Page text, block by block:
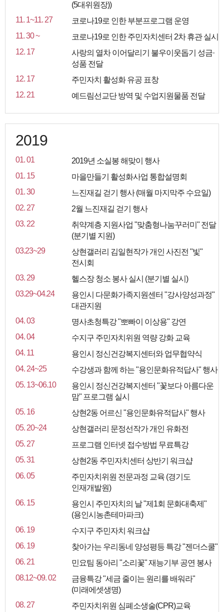
(5대위원장))
11. 1~11. 27
코로나19로 인한 부분프로그램 운영
11. 30 ~
코로나19로 인한 주민자치센터 2차 휴관 실시
12. 17
사랑의 열차 이어달리기 불우이웃돕기 성금·
성품 전달
12. 17
주민자치 활성화 유공 표창
12. 21
예드림선교단 방역 및 수업지원물품 전달
2019
01. 01
2019년 소실봉 해맞이 행사
01. 15
마을만들기 활성화사업 통합설명회
01. 30
느진재길 걷기 행사 (매월 마지막주 수요일)
02. 27
2월 느진재길 걷기 행사
03. 22
취약계층 지원사업 "맞춤형나눔꾸러미" 전달
(분기별 지원)
03.23~29
상현갤러리 김일현작가 개인 사진전 "빛"
전시회
03. 29
헬스장 청소 봉사 실시 (분기별 실시)
03.29~04.24
용인시 다문화가족지원센터 "강사양성과정"
대관지원
04. 03
명사초청특강 "뽀빠이 이상용" 강연
04. 04
수지구 주민자치위원 역량 강화 교육
04. 11
용인시 정신건강복지센터와 업무협약식
04. 24~25
수강생과 함께 하는 "용인문화유적답사" 행사
05. 13~06.10
용인시 정신건강복지센터 "꽃보다 아름다운
맘" 프로그램 실시
05. 16
상현2동 어르신 "용인문화유적답사" 행사
05. 20~24
상현갤러리 문정선작가 개인 유화전
05. 27
프로그램 인터넷 접수방법 무료특강
05. 31
상현2동 주민자치센터 상반기 워크샵
06. 05
주민자치위원 전문과정 교육 (경기도
인재개발원)
06. 15
용인시 주민자치의 날 "제1회 문화대축제"
(용인시농촌테마파크)
06. 19
수지구 주민자치 워크샵
06. 19
찾아가는 우리동네 양성평등 특강 "젠더스쿨"
06. 21
민요팀 동아리 "소리꽃" 재능기부 공연 봉사
08.12~09. 02
금융특강 "세금 줄이는 원리를 배워라"
(미래에셋생명)
08. 27
주민자치위원 심폐소생술(CPR)교육